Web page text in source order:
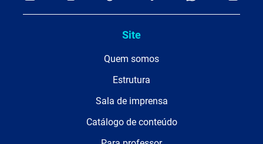
Site
Quem somos
Estrutura
Sala de imprensa
Catálogo de conteúdo